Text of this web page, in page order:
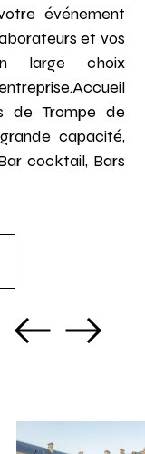
événement
et vos
large choix
de Trompe de
capacité,
cocktail, Bars